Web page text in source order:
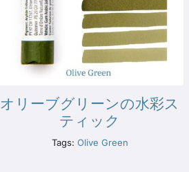
オリーブグリーンの水彩ス
ティック
Tags: Olive Green